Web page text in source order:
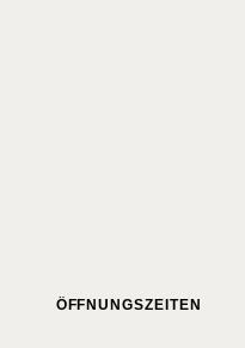
ÖFFNUNGSZEITEN